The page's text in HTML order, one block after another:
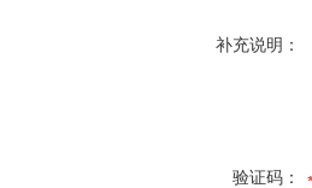
补充说明：
验证码：